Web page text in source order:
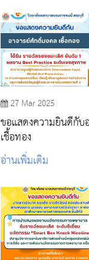
27 Mar 2025
ขอแสดงความยินดีกับ
เชื้อทอง
อ่านเพิ่มเติม